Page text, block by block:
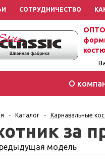
СОТРУДНИЧЕСТВО
О
- Каталог - Карнавальные
за
модель